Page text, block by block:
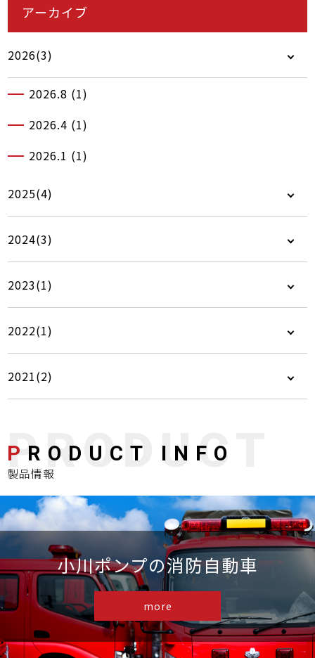
アーカイブ
2026(3)
2026.8 (1)
2026.4 (1)
2026.1 (1)
2025(4)
2024(3)
2023(1)
2022(1)
2021(2)
P RODUCT INFO
製品情報
小川ポンプの消防自動車
more